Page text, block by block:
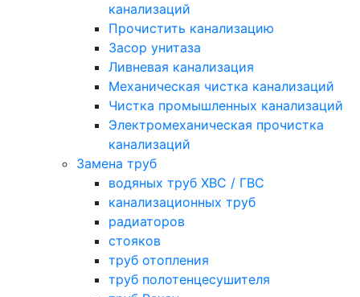
канализаций
Прочистить канализацию
Засор унитаза
Ливневая канализация
Механическая чистка канализаций
Чистка промышленных канализаций
Электромеханическая прочистка
канализаций
Замена труб
водяных труб ХВС / ГВС
канализационных труб
радиаторов
стояков
труб отопления
труб полотенцесушителя